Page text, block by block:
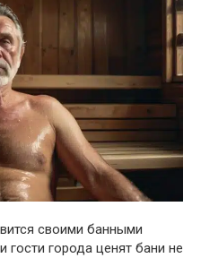
своими банными
гости города ценят бани не